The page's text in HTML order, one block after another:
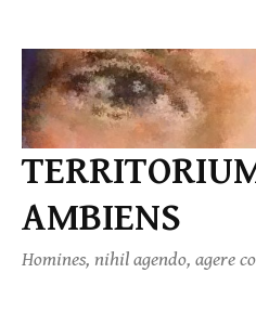
Skip
to
content
AMBIENS
Homines, nihil agendo, agere